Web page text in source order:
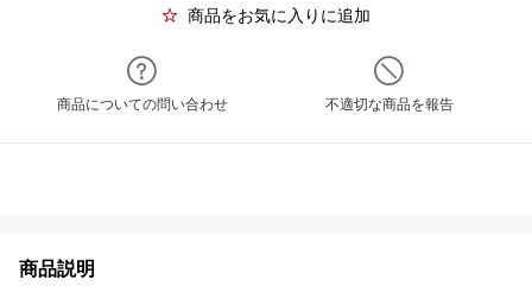
商品をお気に入りに追加
商品についての問い合わせ 不適切な商品を報告
商品説明